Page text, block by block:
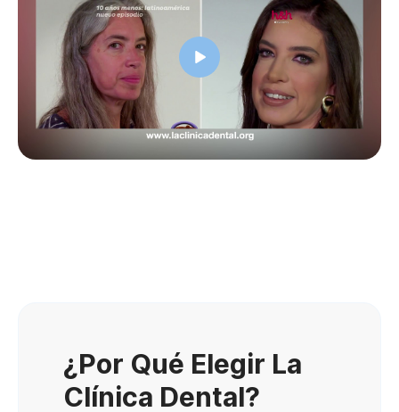
¿Por Qué Elegir La
Clínica Dental?